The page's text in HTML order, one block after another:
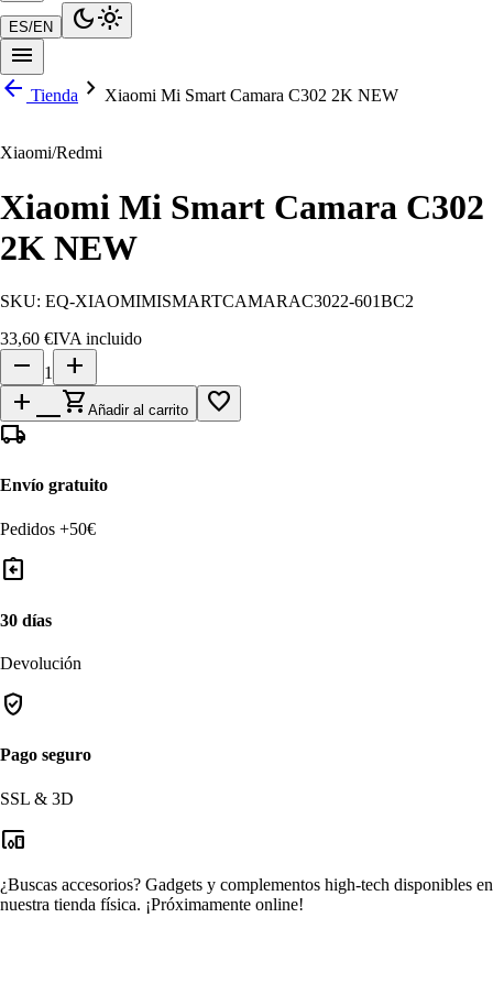
ES/EN dark_modelight_mode
menu
arrow_back Tienda chevron_right Xiaomi Mi Smart Camara C302 2K NEW
Xiaomi/Redmi
Xiaomi Mi Smart Camara C302
2K NEW
SKU: EQ-XIAOMIMISMARTCAMARAC3022-601BC2
33,60 €IVA incluido
remove 1
add
add_shopping_cart Añadir al carrito
favorite_border
local_shipping
Envío gratuito
Pedidos +50€
assignment_return
30 días
Devolución
verified_user
Pago seguro
SSL & 3D
devices_other
¿Buscas accesorios? Gadgets y complementos high-tech disponibles en
nuestra tienda física. ¡Próximamente online!